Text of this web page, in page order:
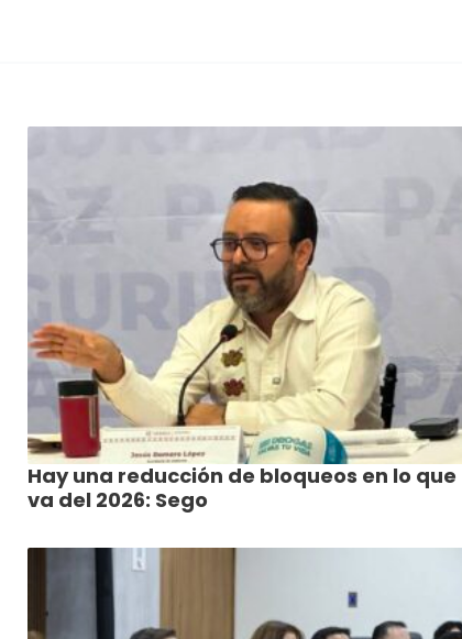
Hay una reducción de bloqueos en lo que
va del 2026: Sego